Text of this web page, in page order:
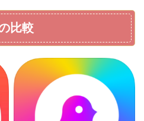
比較